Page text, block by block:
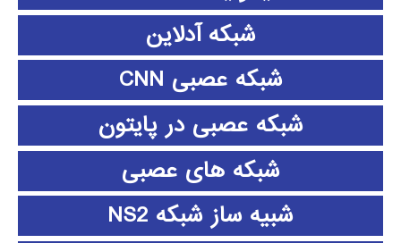
شبکه آدلاین
شبکه عصبی CNN
شبکه عصبی در پایتون
شبکه های عصبی
شبیه ساز شبکه NS2